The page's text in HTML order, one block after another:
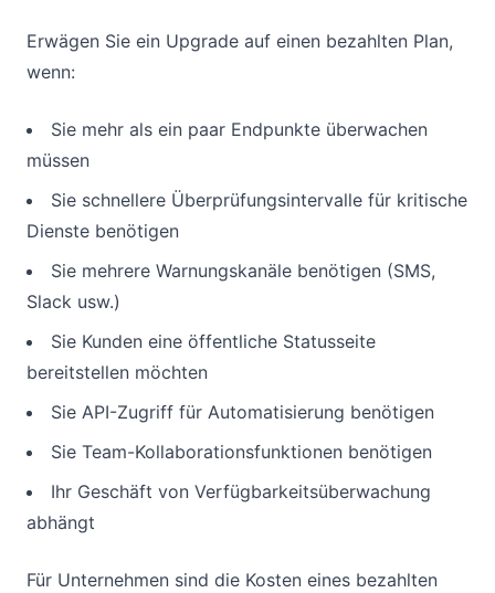
Erwägen Sie ein Upgrade auf einen bezahlten Plan,
wenn:
Sie mehr als ein paar Endpunkte überwachen
müssen
Sie schnellere Überprüfungsintervalle für kritische
Dienste benötigen
Sie mehrere Warnungskanäle benötigen (SMS,
Slack usw.)
Sie Kunden eine öffentliche Statusseite
bereitstellen möchten
Sie API-Zugriff für Automatisierung benötigen
Sie Team-Kollaborationsfunktionen benötigen
Ihr Geschäft von Verfügbarkeitsüberwachung
abhängt
Für Unternehmen sind die Kosten eines bezahlten